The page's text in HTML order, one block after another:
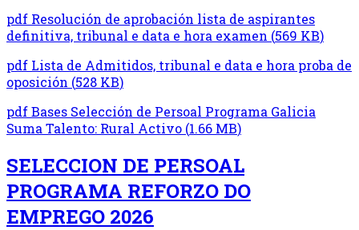
pdf Resolución de aprobación lista de aspirantes
definitiva, tribunal e data e hora examen (569 KB)
pdf Lista de Admitidos, tribunal e data e hora proba de
oposición (528 KB)
pdfBases Selección de Persoal Programa Galicia
Suma Talento: Rural Activo (1.66 MB)
SELECCION DE PERSOAL
PROGRAMA REFORZO DO
EMPREGO 2026